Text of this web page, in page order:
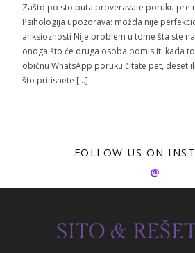
Zašto po sto puta proveravate poruku pre
Psihologija upozorava: možda nije
anksioznosti Nije problem u tome šta ste
onoga što će druga osoba pomisliti kada
običnu WhatsApp poruku čitate pet, deset
što pritisnete […]
FOLLOW US ON
@